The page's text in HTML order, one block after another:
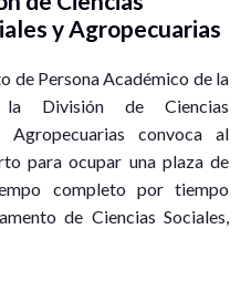
y Agropecuarias
de Persona Académico de la
la División de Ciencias
Agropecuarias convoca al
para ocupar una plaza de
completo por tiempo
de Ciencias Sociales,